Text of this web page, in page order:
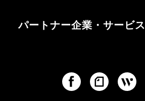
パートナー企業・サービス